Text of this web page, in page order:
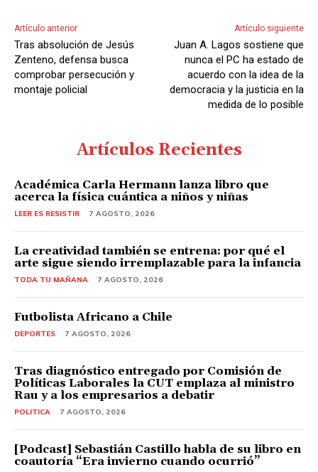
o
r
d
e
o
Artículo anterior
Tras absolución de Jesús
Zenteno, defensa busca
comprobar persecución y
montaje policial
Artículo siguiente
Juan A. Lagos sostiene que
nunca el PC ha estado de
acuerdo con la idea de la
democracia y la justicia en la
medida de lo posible
Artículos Recientes
Académica Carla Hermann lanza libro que
acerca la física cuántica a niños y niñas
LEER ES RESISTIR 7 AGOSTO, 2026
La creatividad también se entrena: por qué el
arte sigue siendo irremplazable para la infancia
TODA TU MAÑANA 7 AGOSTO, 2026
Futbolista Africano a Chile
DEPORTES 7 AGOSTO, 2026
Tras diagnóstico entregado por Comisión de
Políticas Laborales la CUT emplaza al ministro
Rau y a los empresarios a debatir
POLITICA 7 AGOSTO, 2026
[Podcast] Sebastián Castillo habla de su libro en
coautoría “Era invierno cuando ocurrió”